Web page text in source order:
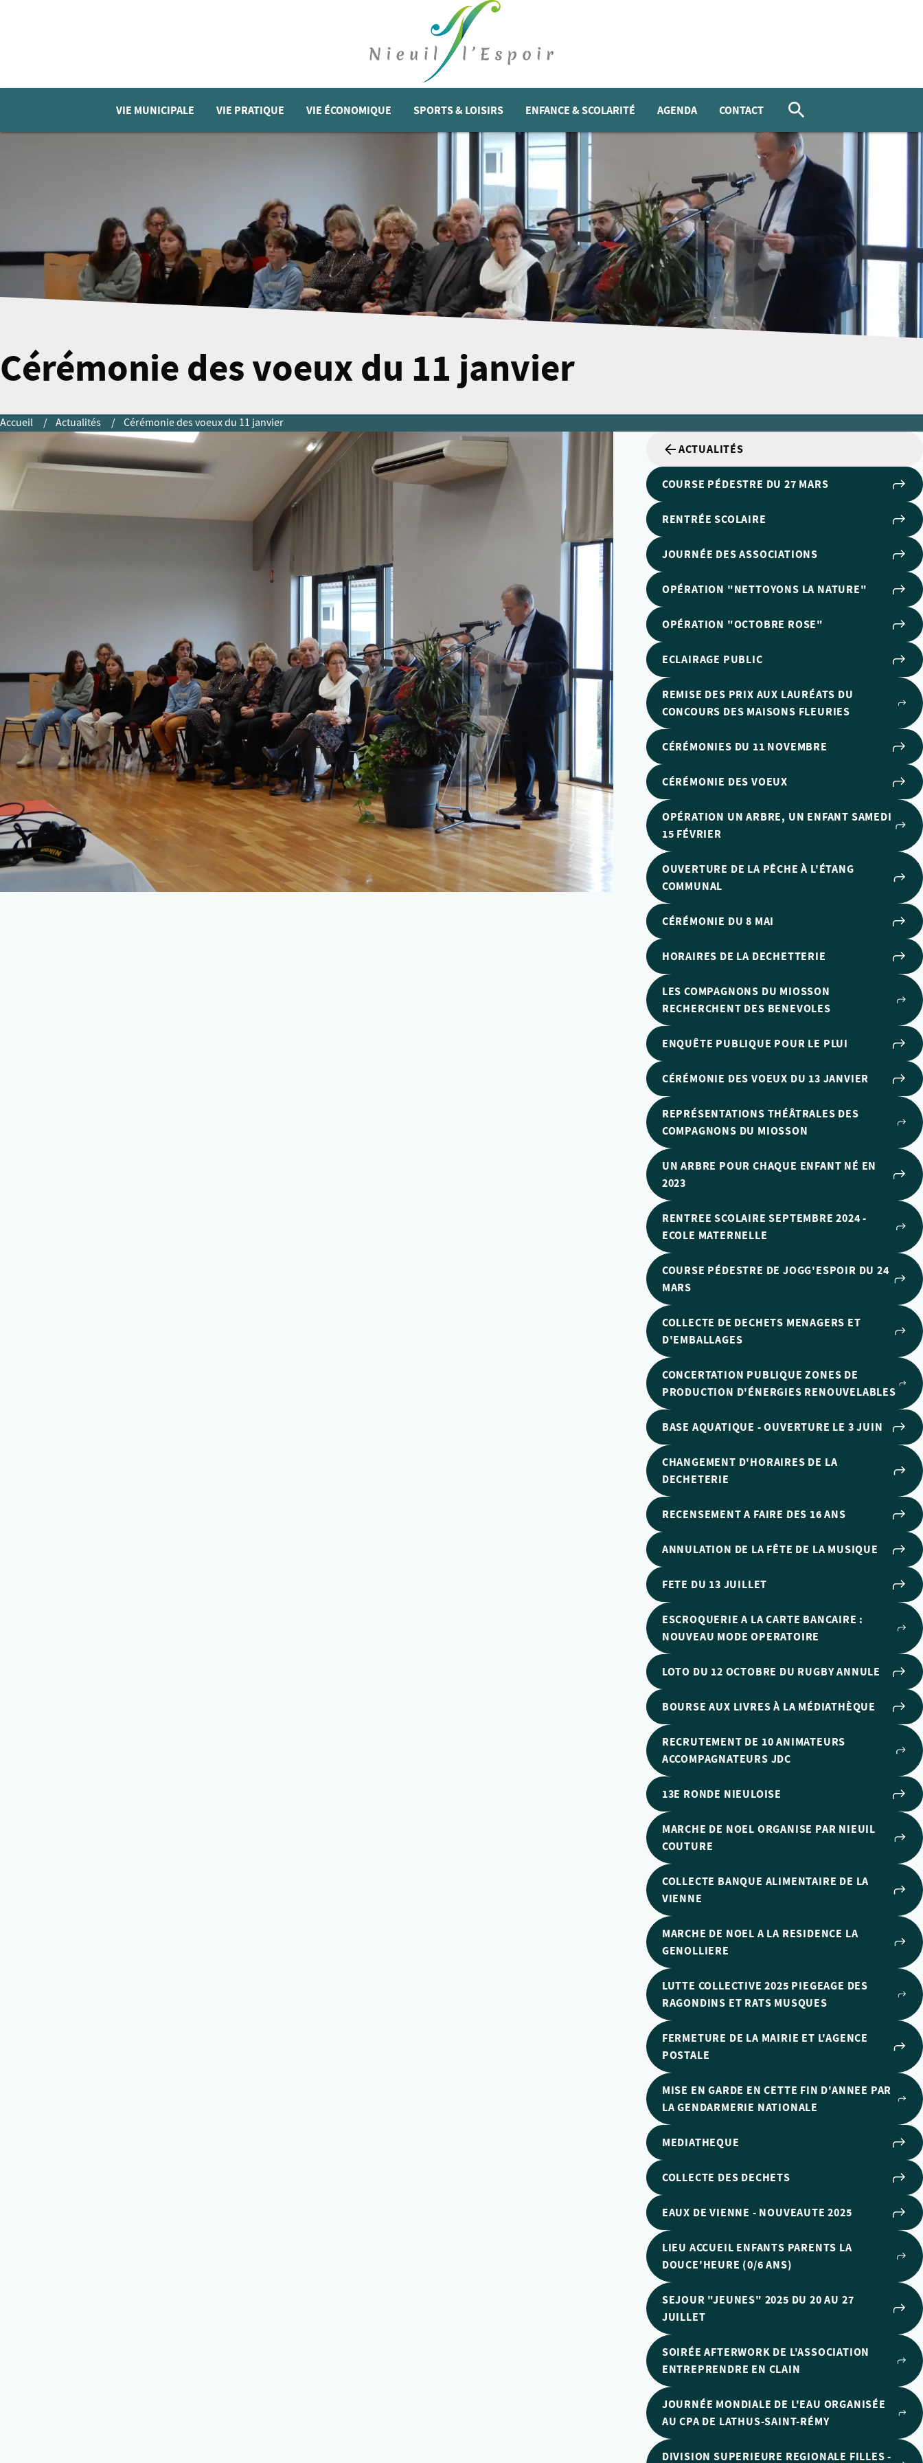
VIE MUNICIPALE VIE PRATIQUE VIE ÉCONOMIQUE SPORTS & LOISIRS ENFANCE & SCOLARITÉ AGENDA CONTACT
Cérémonie des voeux du 11 janvier
Accueil Actualités Cérémonie des voeux du 11 janvier
ACTUALITÉS
COURSE PÉDESTRE DU 27 MARS
RENTRÉE SCOLAIRE
JOURNÉE DES ASSOCIATIONS
OPÉRATION "NETTOYONS LA NATURE"
OPÉRATION "OCTOBRE ROSE"
ECLAIRAGE PUBLIC
REMISE DES PRIX AUX LAURÉATS DU
CONCOURS DES MAISONS FLEURIES
CÉRÉMONIES DU 11 NOVEMBRE
CÉRÉMONIE DES VOEUX
OPÉRATION UN ARBRE, UN ENFANT SAMEDI
15 FÉVRIER
OUVERTURE DE LA PÊCHE À L'ÉTANG
COMMUNAL
CÉRÉMONIE DU 8 MAI
HORAIRES DE LA DECHETTERIE
LES COMPAGNONS DU MIOSSON
RECHERCHENT DES BENEVOLES
ENQUÊTE PUBLIQUE POUR LE PLUI
CÉRÉMONIE DES VOEUX DU 13 JANVIER
REPRÉSENTATIONS THÉÂTRALES DES
COMPAGNONS DU MIOSSON
UN ARBRE POUR CHAQUE ENFANT NÉ EN
2023
RENTREE SCOLAIRE SEPTEMBRE 2024 -
ECOLE MATERNELLE
COURSE PÉDESTRE DE JOGG'ESPOIR DU 24
MARS
COLLECTE DE DECHETS MENAGERS ET
D'EMBALLAGES
CONCERTATION PUBLIQUE ZONES DE
PRODUCTION D'ÉNERGIES RENOUVELABLES
BASE AQUATIQUE - OUVERTURE LE 3 JUIN
CHANGEMENT D'HORAIRES DE LA
DECHETERIE
RECENSEMENT A FAIRE DES 16 ANS
ANNULATION DE LA FÊTE DE LA MUSIQUE
FETE DU 13 JUILLET
ESCROQUERIE A LA CARTE BANCAIRE :
NOUVEAU MODE OPERATOIRE
LOTO DU 12 OCTOBRE DU RUGBY ANNULE
BOURSE AUX LIVRES À LA MÉDIATHÈQUE
RECRUTEMENT DE 10 ANIMATEURS
ACCOMPAGNATEURS JDC
13E RONDE NIEULOISE
MARCHE DE NOEL ORGANISE PAR NIEUIL
COUTURE
COLLECTE BANQUE ALIMENTAIRE DE LA
VIENNE
MARCHE DE NOEL A LA RESIDENCE LA
GENOLLIERE
LUTTE COLLECTIVE 2025 PIEGEAGE DES
RAGONDINS ET RATS MUSQUES
FERMETURE DE LA MAIRIE ET L'AGENCE
POSTALE
MISE EN GARDE EN CETTE FIN D'ANNEE PAR
LA GENDARMERIE NATIONALE
MEDIATHEQUE
COLLECTE DES DECHETS
EAUX DE VIENNE - NOUVEAUTE 2025
LIEU ACCUEIL ENFANTS PARENTS LA
DOUCE'HEURE (0/6 ANS)
SEJOUR "JEUNES" 2025 DU 20 AU 27
JUILLET
SOIRÉE AFTERWORK DE L'ASSOCIATION
ENTREPRENDRE EN CLAIN
JOURNÉE MONDIALE DE L'EAU ORGANISÉE
AU CPA DE LATHUS-SAINT-RÉMY
DIVISION SUPERIEURE REGIONALE FILLES -